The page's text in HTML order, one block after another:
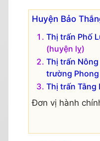
Huyện Bảo
Thị trấn Phố
(huyện lỵ)
Thị trấn Nông
trường Phong
Thị trấn Tằng
Đơn vị hành